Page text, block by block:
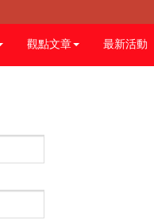
觀點文章 最新活動